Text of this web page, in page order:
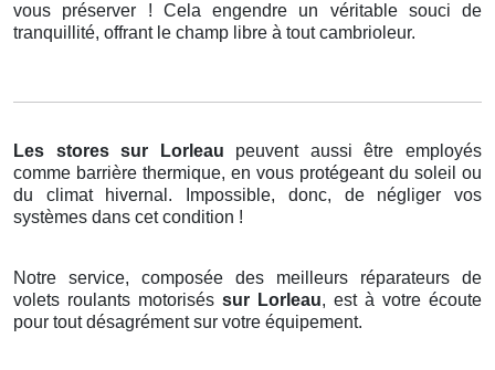
vous préserver ! Cela engendre un véritable souci de
tranquillité, offrant le champ libre à tout cambrioleur.
Les stores sur Lorleau peuvent aussi être employés
comme barrière thermique, en vous protégeant du soleil ou
du climat hivernal. Impossible, donc, de négliger vos
systèmes dans cet condition !
Notre service, composée des meilleurs réparateurs de
volets roulants motorisés sur Lorleau, est à votre écoute
pour tout désagrément sur votre équipement.